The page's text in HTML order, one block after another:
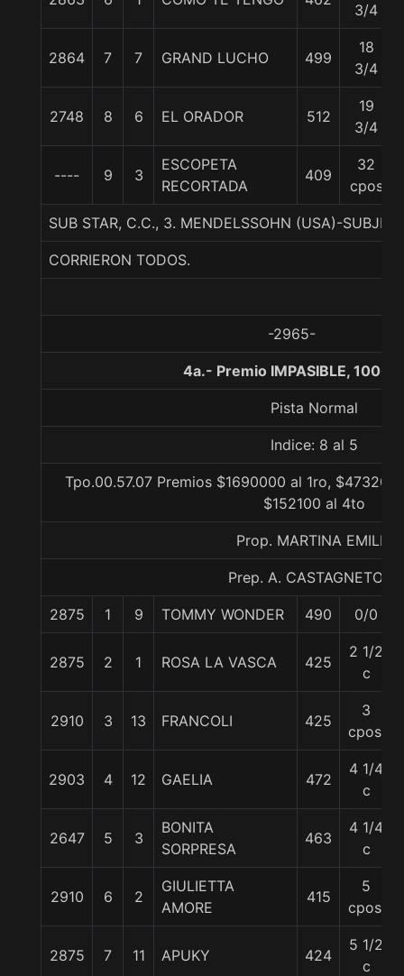
3/4
2864 7 7 GRAND LUCHO 499
18
3/4
2748 8 6 EL ORADOR 512
19
3/4
---- 9 3
ESCOPETA
RECORTADA
409
32
cpos
SUB STAR, C.C., 3. MENDELSSOHN (USA)-
CORRIERON TODOS.
-2965-
4a.- Premio IMPASIBLE, 1000
Pista Normal
Indice: 8 al 5
Tpo.00.57.07 Premios $1690000 al 1ro,
$152100 al 4to
Prop. MARTINA EMILIA
Prep. A. CASTAGNETO U.
2875 1 9 TOMMY WONDER 490 0/0
2875 2 1 ROSA LA VASCA 425
2 1/2
c
2910 3 13 FRANCOLI 425
3
cpos.
2903 4 12 GAELIA 472
4 1/4
c
2647 5 3
BONITA
SORPRESA
463
4 1/4
c
2910 6 2
GIULIETTA
AMORE
415
5
cpos.
2875 7 11 APUKY 424
5 1/2
c